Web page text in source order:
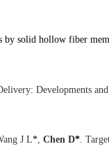
solid hollow fiber
Developments and
J L*, Chen D*.